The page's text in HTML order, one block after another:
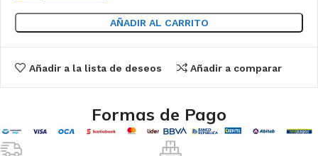
AÑADIR AL CARRITO
Añadir a la lista de deseos Añadir a comparar
Formas de Pago